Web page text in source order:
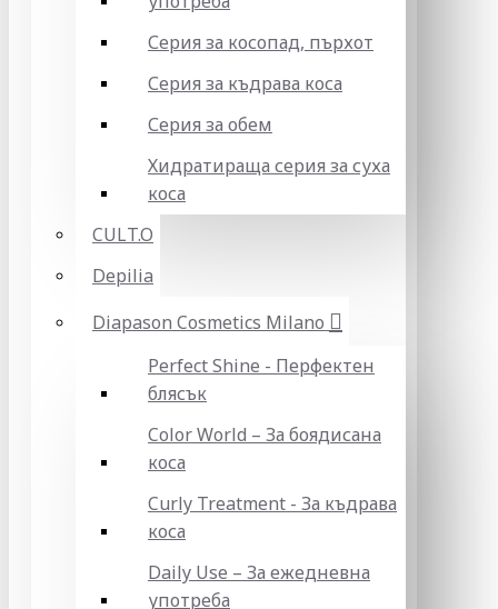
Серия за косопад, пърхот
Серия за къдрава коса
Серия за обем
Хидратираща серия за суха
коса
CULT.O
Depilia
Diapason Cosmetics Milano
Perfect Shine - Перфектен
блясък
Color World – За боядисана
коса
Curly Treatment - За къдрава
коса
Daily Use – За ежедневна
употреба